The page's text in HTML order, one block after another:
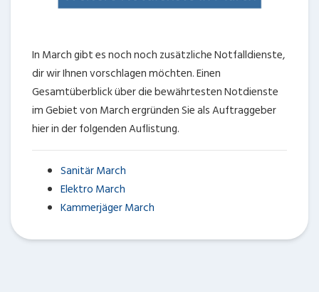
In March gibt es noch noch zusätzliche Notfalldienste,
dir wir Ihnen vorschlagen möchten. Einen
Gesamtüberblick über die bewährtesten Notdienste
im Gebiet von March ergründen Sie als Auftraggeber
hier in der folgenden Auflistung.
Sanitär March
Elektro March
Kammerjäger March